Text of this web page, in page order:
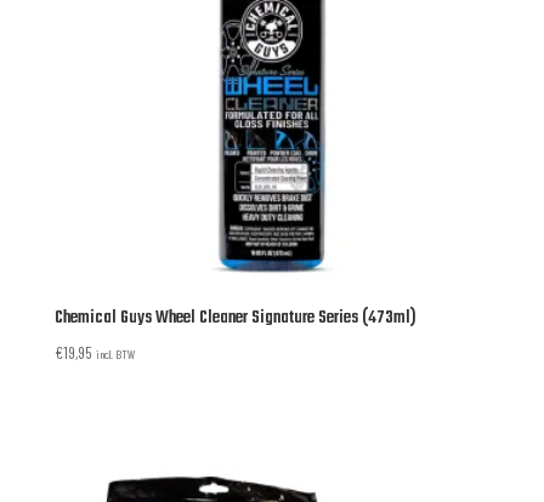
Chemical Guys Wheel Cleaner Signature Series (473ml)
€19,95 incl. BTW